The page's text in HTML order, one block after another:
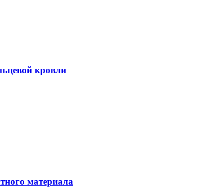
кровли
материала